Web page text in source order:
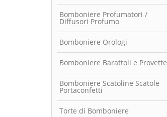
Bomboniere Profumatori /
Diffusori Profumo
Bomboniere Orologi
Bomboniere Barattoli e Provette
Bomboniere Scatoline Scatole
Portaconfetti
Torte di Bomboniere